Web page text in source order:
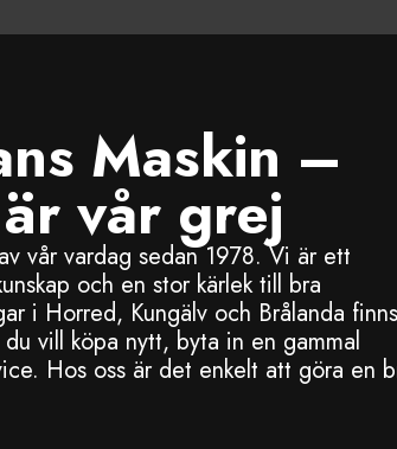
Maskin –
vår grej
vår vardag sedan 1978. Vi är ett
och en stor kärlek till bra
i Horred, Kungälv och Brålanda finns
vill köpa nytt, byta in en gammal
Hos oss är det enkelt att göra en